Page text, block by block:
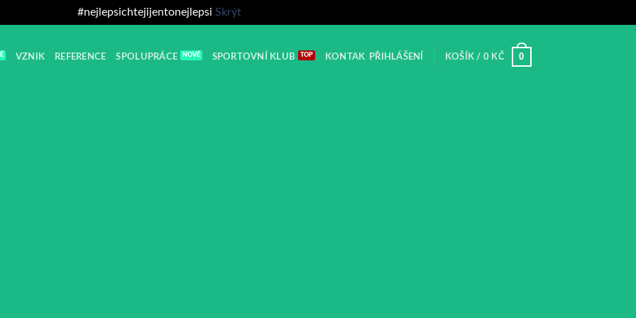
#nejlepsichtejijentonejlepsi Skrýt
VZNIK REFERENCE SPOLUPRÁCE SPORTOVNÍ KLUB KONTAK PŘIHLÁŠENÍ KOŠÍK / 0 KČ 0